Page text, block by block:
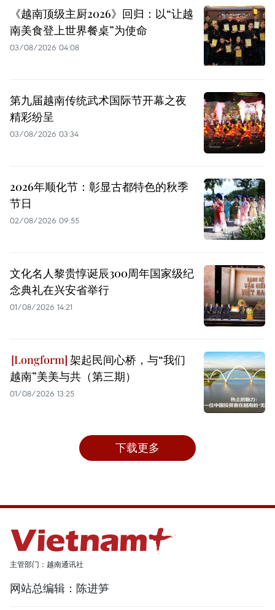
《越南顶级主厨2026》回归：以“让越
南美食登上世界餐桌”为使命
03/08/2026 04:08
第九届越南传统武术国际节开幕之夜
精彩纷呈
03/08/2026 03:34
2026年顺化节：彰显古都特色的秋季
节日
02/08/2026 09:55
文化名人黎贵惇诞辰300周年国家级纪
念典礼在兴安省举行
01/08/2026 14:21
架起民间心桥，与“我们
越南”美美与共（第三期）
01/08/2026 13:25
下载更多
主管部门：越南通讯社
网站总编辑：陈进笋